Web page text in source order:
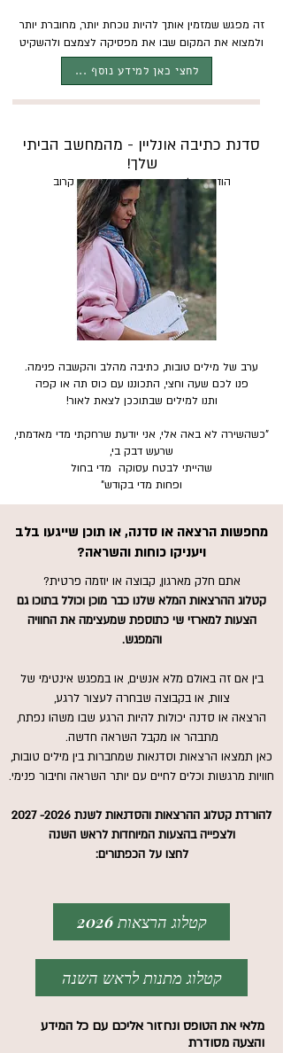
זה מפגש שמזמין אותך להיות נוכחת יותר, מחוברת יותר
ולמצוא את המקום שבו את מפסיקה לצמצם ולהשקיט
את עצמך.​
לחצי כאן למידע נוסף ...
סדנת כתיבה אונליין - מהמחשב הביתי
שלך!
הודעה על סדנה קרובה תתפרסם בקרוב
ערב של מילים טובות, כתיבה מהלב והקשבה פנימה.
פנו לכם שעה וחצי, התכוננו עם כוס תה או קפה
ותנו למילים שבתוככן לצאת לאור!
"כשהשירה לא באה אלי, אני יודעת שרחקתי מדי מאדמתי,
שרעש דבק בי,
שהייתי לבטח עסוקה מדי בחול
ופחות מדי בקודש"
לחצי כאן למידע נוסף ...
מחפשות הרצאה או סדנה, או תוכן שייגעו בלב
ויעניקו כוחות והשראה?
אתם חלק מארגון, קבוצה או יוזמה פרטית?
קטלוג ההרצאות המלא שלנו כבר מוכן וכולל בתוכו גם
הצעות למארזי שי כתוספת שמעצימה את החוויה
והמפגש.
בין אם זה באולם מלא אנשים, או במפגש אינטימי של
צוות, או בקבוצה שבחרה לעצור לרגע,
הרצאה או סדנה יכולות להיות הרגע שבו משהו נפתח,
מתבהר או מקבל השראה חדשה.
כאן תמצאו הרצאות וסדנאות שמחברות בין מילים טובות,
חוויות מרגשות וכלים לחיים עם יותר השראה וחיבור פנימי.
להורדת קטלוג ההרצאות והסדנאות לשנת 2026- 2027
ולצפייה בהצעות המיוחדות לראש השנה
לחצו על הכפתורים:
קטלוג הרצאות 2026
קטלוג מתנות לראש השנה
מלאי את הטופס ונחזור אליכם עם כל המידע
והצעה מסודרת